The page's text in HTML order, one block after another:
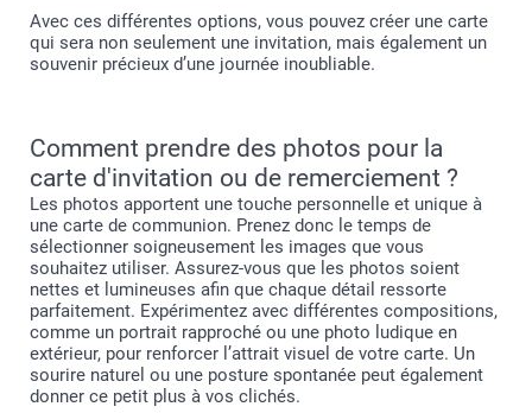
Avec ces différentes options, vous pouvez créer une carte
qui sera non seulement une invitation, mais également un
souvenir précieux d’une journée inoubliable.
Comment prendre des photos pour la
carte d'invitation ou de remerciement ?
Les photos apportent une touche personnelle et unique à
une carte de communion. Prenez donc le temps de
sélectionner soigneusement les images que vous
souhaitez utiliser. Assurez-vous que les photos soient
nettes et lumineuses afin que chaque détail ressorte
parfaitement. Expérimentez avec différentes compositions,
comme un portrait rapproché ou une photo ludique en
extérieur, pour renforcer l’attrait visuel de votre carte. Un
sourire naturel ou une posture spontanée peut également
donner ce petit plus à vos clichés.